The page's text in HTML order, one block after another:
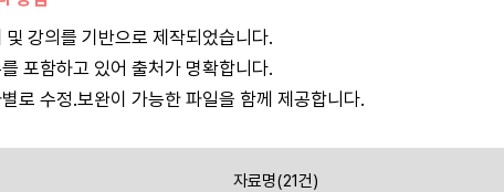
및 강의를 기반으로 제작되었습니다.
포함하고 있어 출처가 명확합니다.
로 수정.보완이 가능한 파일을 함께 제공합니다.
자료명(21건)